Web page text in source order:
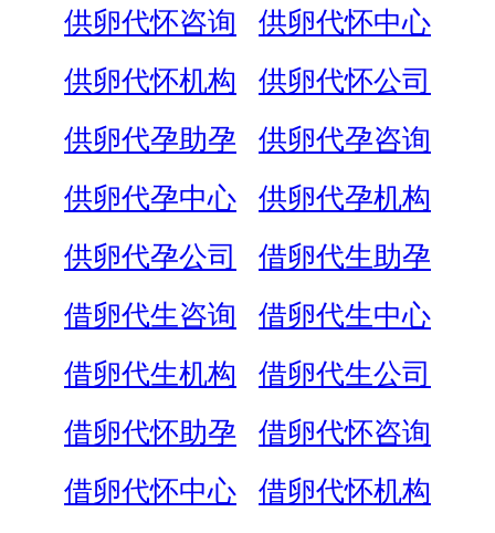
供卵代怀咨询
供卵代怀中心
供卵代怀机构
供卵代怀公司
供卵代孕助孕
供卵代孕咨询
供卵代孕中心
供卵代孕机构
供卵代孕公司
借卵代生助孕
借卵代生咨询
借卵代生中心
借卵代生机构
借卵代生公司
借卵代怀助孕
借卵代怀咨询
借卵代怀中心
借卵代怀机构